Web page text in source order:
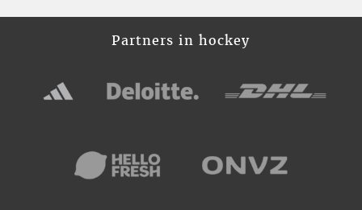
Partners in hockey